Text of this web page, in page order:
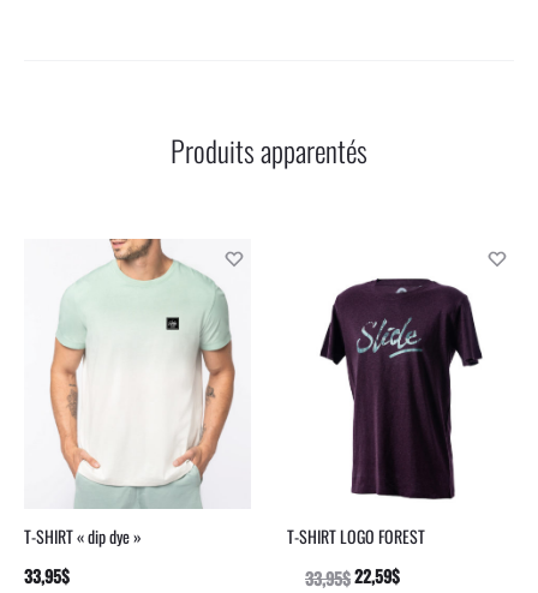
Produits apparentés
T-SHIRT « dip dye »
33,95$
T-SHIRT LOGO FOREST
33,95$22,59$